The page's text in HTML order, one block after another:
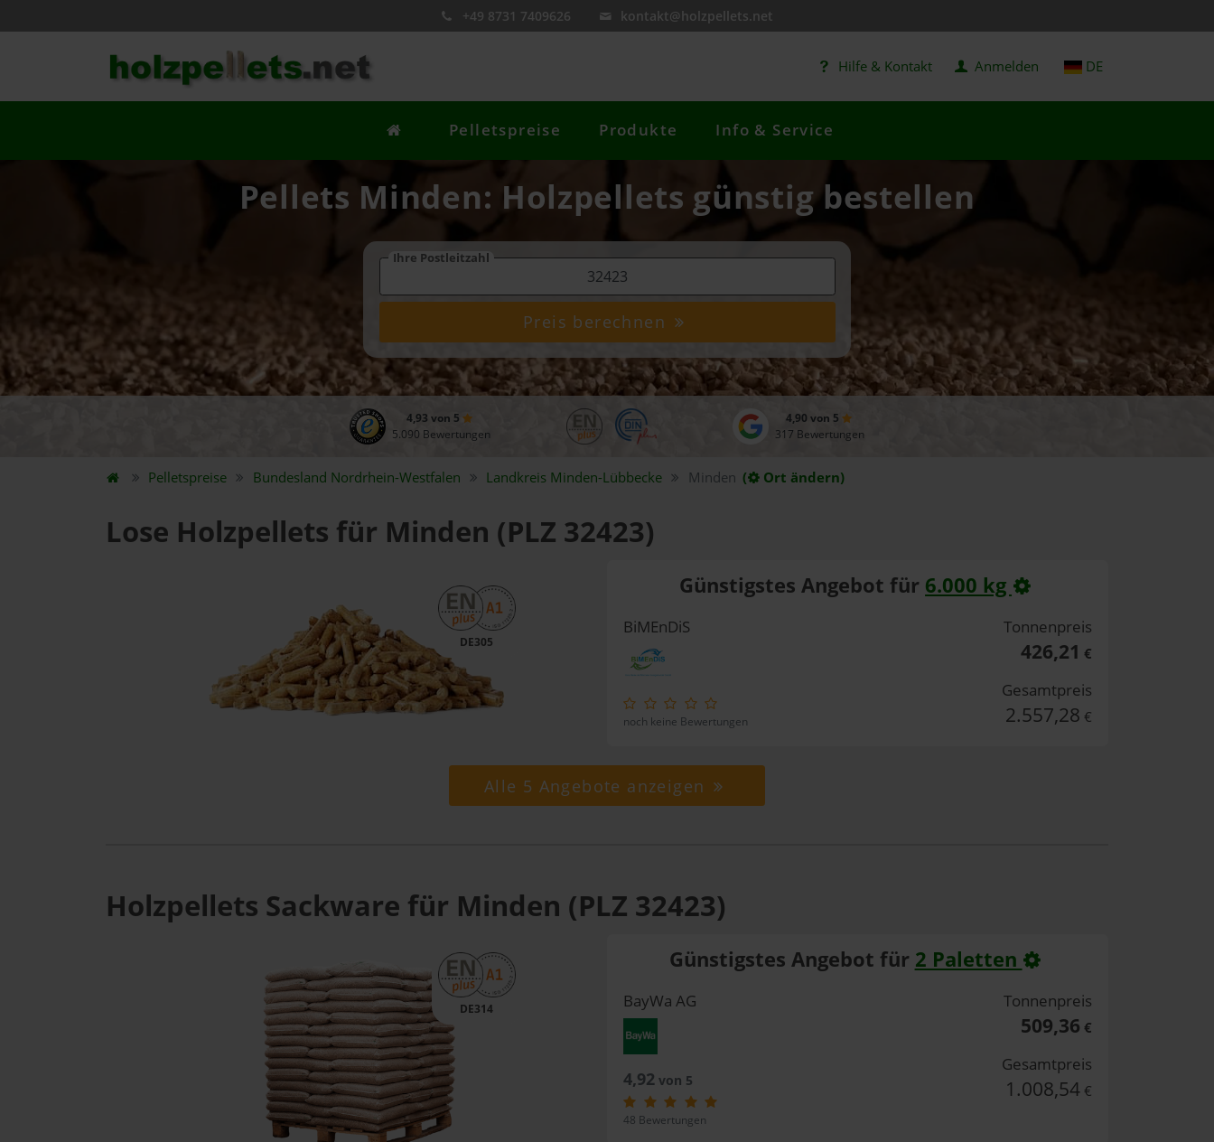
+49 8731 7409626 kontakt@holzpellets.net
Hilfe & Kontakt Anmelden DE
Pelletspreise Produkte Info & Service
Pellets Minden: Holzpellets günstig bestellen
Ihre Postleitzahl
Preis berechnen
4,93 von 5
5.090 Bewertungen
4,90 von 5
317 Bewertungen
Pelletspreise Bundesland Nordrhein-Westfalen Landkreis Minden-Lübbecke Minden ( Ort ändern)
Lose Holzpellets für Minden (PLZ 32423)
DE305
Günstigstes Angebot für 6.000 kg
BiMEnDiS
noch keine Bewertungen
Tonnenpreis
426,21 €
Gesamtpreis
2.557,28 €
Alle 5 Angebote anzeigen
Holzpellets Sackware für Minden (PLZ 32423)
DE314
Günstigstes Angebot für 2 Paletten
BayWa AG
4,92von 5
48 Bewertungen
Tonnenpreis
509,36 €
Gesamtpreis
1.008,54 €